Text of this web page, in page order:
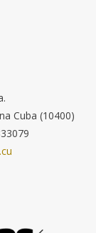
Cuba (10400)